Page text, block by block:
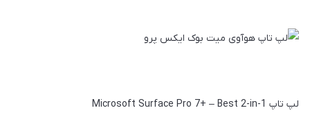
لپ تاپ Microsoft Surface Pro 7+ – Best 2-in-1